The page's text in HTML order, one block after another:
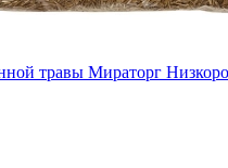
травы Мираторг